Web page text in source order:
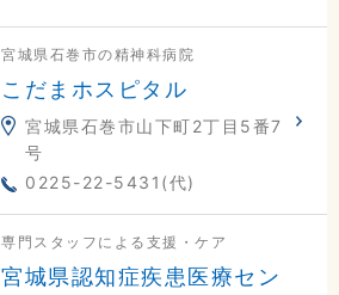
宮城県石巻市の精神科病院
こだまホスピタル
宮城県石巻市山下町2丁目5番7
号
0225-22-5431(代)
専門スタッフによる支援・ケア
宮城県認知症疾患医療セン